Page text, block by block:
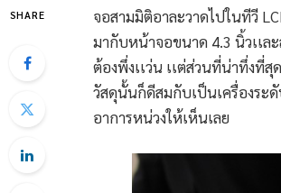
SHARE
จอสามมิติอาละวาดไปในทีวี
มากับหน้าจอขนาด 4.3 นิ้วเเล
ต้องพึ่งเเว่น เเต่ส่วนที่น่าทึ่งที่
วัสดุนั้นก็ดีสมกับเป็นเครื่องระดั
อาการหน่วงให้เห็นเลย